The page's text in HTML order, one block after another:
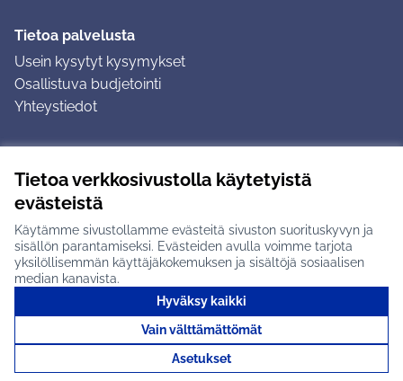
Tietoa verkkosivustolla käytetyistä
evästeistä
Käytämme sivustollamme evästeitä sivuston suorituskyvyn ja
sisällön parantamiseksi. Evästeiden avulla voimme tarjota
yksilöllisemmän käyttäjäkokemuksen ja sisältöjä sosiaalisen
median kanavista.
Hyväksy kaikki
Vain välttämättömät
Asetukset
Tietoa palvelusta
Usein kysytyt kysymykset
Osallistuva budjetointi
Yhteystiedot
Ohjeet kirjautumiseen
Ohjeet kommentin jättämiseen
Creative Commons -lisenssi
(Ulkoinen linkki)Verkkosivusto luotuvapaan ohjelmiston
Tuusulan osallistumisalusta X-palvelussa
(Ulkoinen linkki)